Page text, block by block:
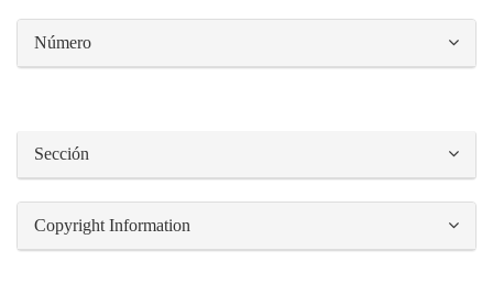
Número
Sección
Copyright Information